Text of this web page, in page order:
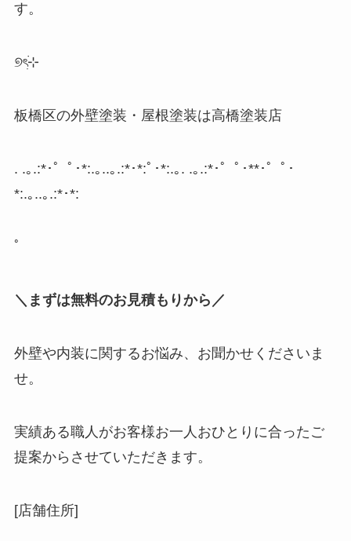
す。
୭ৎ⊹
板橋区の外壁塗装・屋根塗装は高橋塗装店
. .｡ .:*･゜ﾟ･*:.｡ ..｡ .:*･*:ﾟ･*:.｡ . .｡ .:*･゜ﾟ･**･゜ﾟ･
*:.｡ ..｡ .:*･*:
ﾟ
＼まずは無料のお見積もりから／
外壁や内装に関するお悩み、お聞かせくださいま
せ。
実績ある職人がお客様お一人おひとりに合ったご
提案からさせていただきます。
[店舗住所]